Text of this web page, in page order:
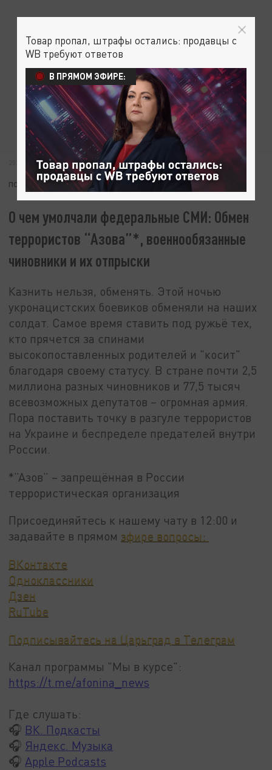
2022-09-22 12:00 МЫ В КУРСЕ
ПОДПИШИТЕСЬ:
О чем умолчали федеральные СМИ: Обмен
террористов “Азова”*, военнообязанные
чиновники и их отпрыски
Казнить нельзя, обменять. Этой ночью
укронацистских боевиков обменяли на наших
солдат. Самое время ставить под ружьё тех,
кто прячется за спинами
высокопоставленных родителей и "косит"
благодаря своему статусу. В стране почти 2,5
миллиона разных чиновников и 77,5 тысяч
всевозможных депутатов – огромная армия.
Пора поставить точку в разгуле террористов
на Украине и беспределе предателей внутри
России.
*”Азов” – запрещённая в России
террористическая организация
Присоединяйтесь к нашему чату в 12:00 и
задавайте в прямом эфире вопросы:
ВКонтакте
Одноклассники
Дзен
RuTube
Подписывайтесь на Царьград в Телеграм
Канал программы "Мы в курсе":
https://t.me/afonina_news
Где слушать:
🎧 ВК. Подкасты
🎧 Яндекс. Музыка
🎧 Apple Podcasts
Товар пропал, штрафы остались: продавцы с
WB требуют ответов
В ПРЯМОМ ЭФИРЕ: